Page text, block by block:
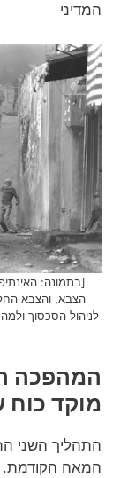
המדיני
[בתמונה:
הצבא, והצבא
לניהול הסכסוך
המהפכה
מוקד כוח
התהליך השני